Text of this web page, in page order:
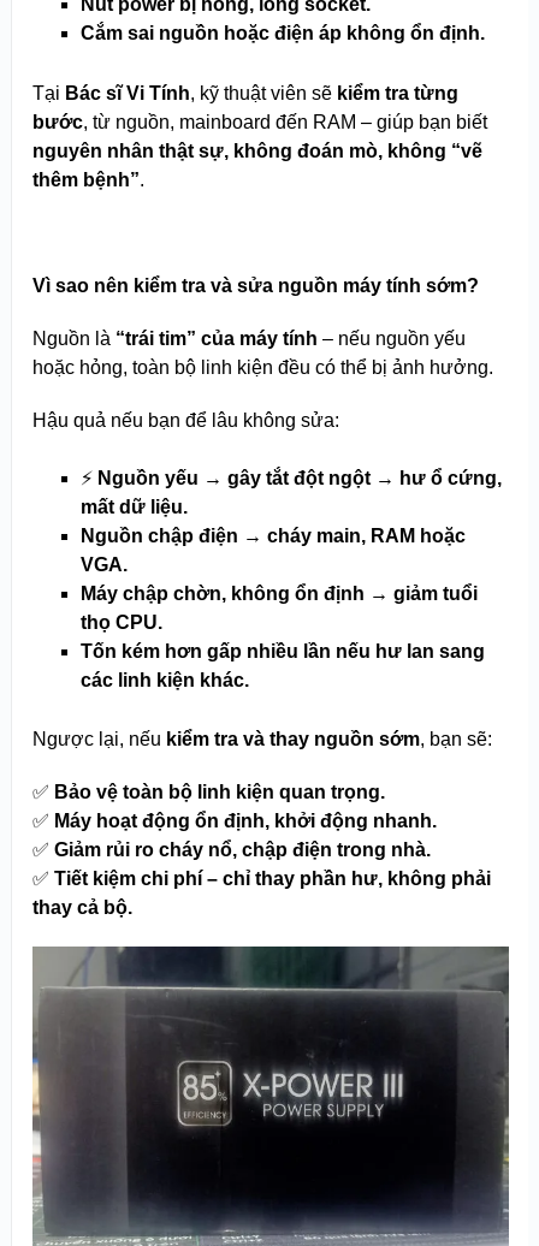
Nút power bị hỏng, lỏng socket.
Cắm sai nguồn hoặc điện áp không ổn định.
Tại Bác sĩ Vi Tính, kỹ thuật viên sẽ kiểm tra từng
bước, từ nguồn, mainboard đến RAM – giúp bạn biết
nguyên nhân thật sự, không đoán mò, không “vẽ
thêm bệnh”.
Vì sao nên kiểm tra và sửa nguồn máy tính sớm?
Nguồn là “trái tim” của máy tính – nếu nguồn yếu
hoặc hỏng, toàn bộ linh kiện đều có thể bị ảnh hưởng.
Hậu quả nếu bạn để lâu không sửa:
⚡ Nguồn yếu → gây tắt đột ngột → hư ổ cứng,
mất dữ liệu.
Nguồn chập điện → cháy main, RAM hoặc
VGA.
Máy chập chờn, không ổn định → giảm tuổi
thọ CPU.
Tốn kém hơn gấp nhiều lần nếu hư lan sang
các linh kiện khác.
Ngược lại, nếu kiểm tra và thay nguồn sớm, bạn sẽ:
✅ Bảo vệ toàn bộ linh kiện quan trọng.
✅ Máy hoạt động ổn định, khởi động nhanh.
✅ Giảm rủi ro cháy nổ, chập điện trong nhà.
✅ Tiết kiệm chi phí – chỉ thay phần hư, không phải
thay cả bộ.